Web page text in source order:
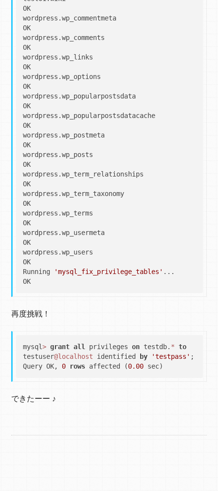
OK
wordpress.wp_commentmeta
OK
wordpress.wp_comments
OK
wordpress.wp_links
OK
wordpress.wp_options
OK
wordpress.wp_popularpostsdata
OK
wordpress.wp_popularpostsdatacache
OK
wordpress.wp_postmeta
OK
wordpress.wp_posts
OK
wordpress.wp_term_relationships
OK
wordpress.wp_term_taxonomy
OK
wordpress.wp_terms
OK
wordpress.wp_usermeta
OK
wordpress.wp_users
OK
Running
'mysql_fix_privilege_tables' ...
OK
再度挑戦！
mysql> grant all privileges on testdb. * to
testuser@localhost identified by 'testpass' ;
Query OK, 0 rows affected (0.00
できたーー ♪